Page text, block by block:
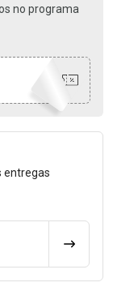
no programa
entregas